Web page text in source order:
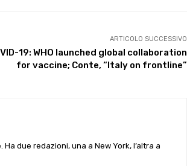
ARTICOLO SUCCESSIVO
19: WHO launched global collaboration
for vaccine; Conte, “Italy on frontline”
due redazioni, una a New York, l’altra a